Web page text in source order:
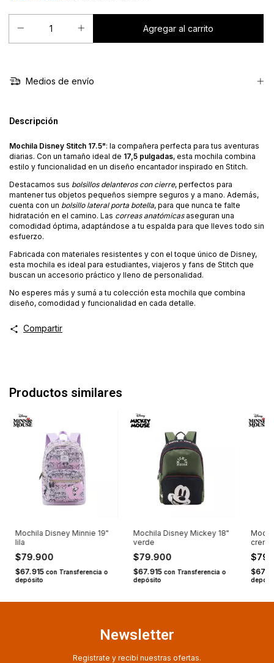
Medios de envío
Descripción
Mochila Disney Stitch 17.5": la compañera perfecta para tus aventuras
diarias. Con un tamaño ideal de 17,5 pulgadas, esta mochila combina
estilo y funcionalidad en un diseño encantador inspirado en Stitch.
Destacamos sus bolsillos delanteros con cierre, perfectos para
mantener tus objetos pequeños siempre seguros y a mano. Además,
cuenta con un bolsillo lateral porta botella, para que nunca te falte
hidratación en el camino. Las correas anatómicasaseguran una
comodidad óptima, adaptándose a tu espalda para que lleves todo sin
esfuerzo.
Fabricada con materiales resistentes y con el toque único de Disney,
esta mochila es ideal para estudiantes, viajeros y fans de Stitch que
buscan un accesorio práctico y lleno de personalidad.
No esperes más y sumá a tu colección esta mochila que combina
diseño, comodidad y funcionalidad en cada detalle.
Compartir
Productos similares
Mochila Disney Minnie 19"
lila
$79.900
$67.915 con Transferencia o
depósito
Mochila Disney Mickey 18"
verde
$79.900
$67.915 con Transferencia o
depósito
crema
Newsletter
Registrate y recibí nuestras ofertas.